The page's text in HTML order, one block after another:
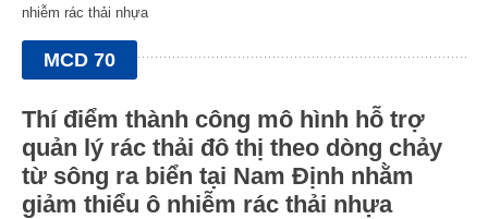
nhiễm rác thải nhựa
MCD 70
Thí điểm thành công mô hình hỗ trợ
quản lý rác thải đô thị theo dòng chảy
từ sông ra biển tại Nam Định nhằm
giảm thiểu ô nhiễm rác thải nhựa